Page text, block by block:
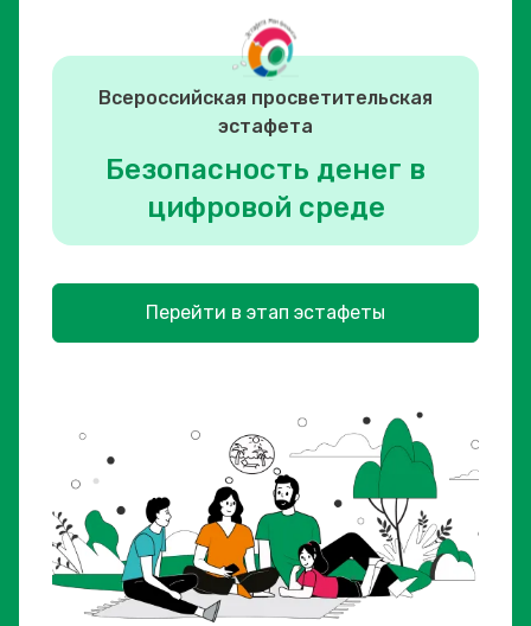
Всероссийская просветительская
эстафета
Безопасность денег в
цифровой среде
Перейти в этап эстафеты